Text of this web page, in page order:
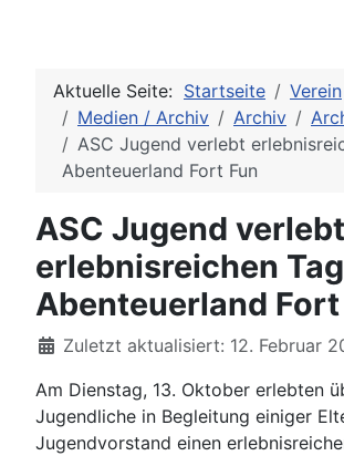
Aktuelle Seite: Startseite
Verein
Medien / Archiv
Archiv
ASC Jugend verlebt
Abenteuerland Fort Fun
ASC Jugend verlebt
erlebnisreichen
Abenteuerland Fort
DetailsZuletzt aktualisiert: 12. Februar
Am Dienstag, 13. Oktober erlebten
Jugendliche in Begleitung einiger
Jugendvorstand einen